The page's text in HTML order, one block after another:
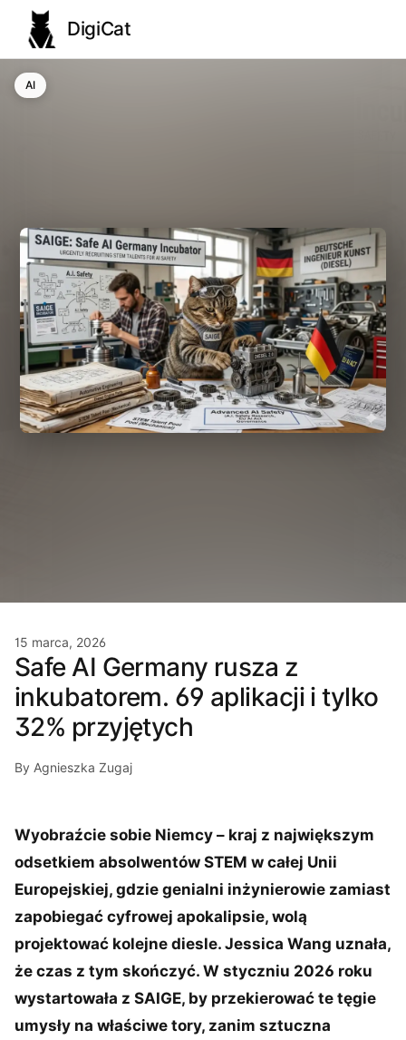
DigiCat
AI
Społeczeństwo
AI
15 marca, 2026
Safe AI Germany rusza z
inkubatorem. 69 aplikacji i tylko
32% przyjętych
By Agnieszka Zugaj
Wyobraźcie sobie Niemcy – kraj z największym
odsetkiem absolwentów STEM w całej Unii
Europejskiej, gdzie genialni inżynierowie zamiast
zapobiegać cyfrowej apokalipsie, wolą
projektować kolejne diesle. Jessica Wang uznała,
że czas z tym skończyć. W styczniu 2026 roku
wystartowała z SAIGE, by przekierować te tęgie
umysły na właściwe tory, zanim sztuczna